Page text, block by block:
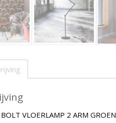
VLOERLAMP 2 ARM GROEN